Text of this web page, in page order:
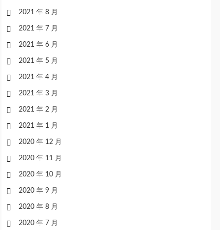
2021 年 8 月
2021 年 7 月
2021 年 6 月
2021 年 5 月
2021 年 4 月
2021 年 3 月
2021 年 2 月
2021 年 1 月
2020 年 12 月
2020 年 11 月
2020 年 10 月
2020 年 9 月
2020 年 8 月
2020 年 7 月